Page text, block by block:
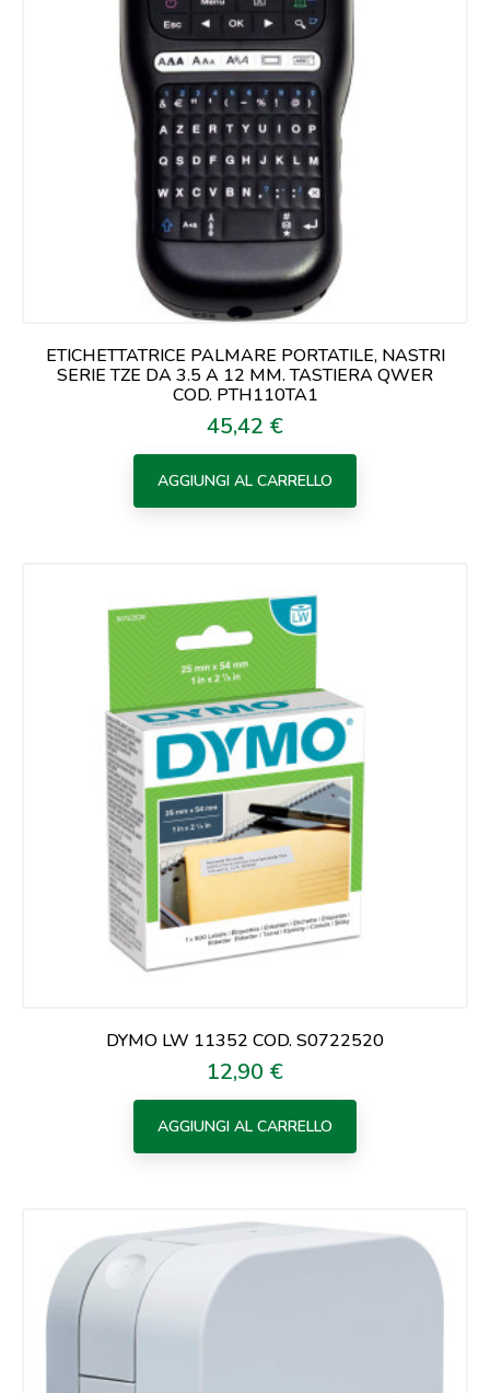
ETICHETTATRICE PALMARE PORTATILE, NASTRI
SERIE TZE DA 3.5 A 12 MM. TASTIERA QWER
COD. PTH110TA1
Prezzo
45,42 €
AGGIUNGI AL CARRELLO
DYMO LW 11352 COD. S0722520
Prezzo
12,90 €
AGGIUNGI AL CARRELLO